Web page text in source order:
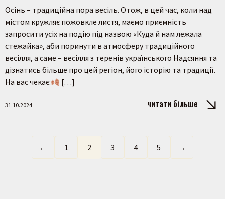
Осінь – традиційна пора весіль. Отож, в цей час, коли над
містом кружляє пожовкле листя, маємо приємність
запросити усіх на подію під назвою «Куда й нам лежала
стежайка», аби поринути в атмосферу традиційного
весілля, а саме – весілля з теренів українського Надсяння та
дізнатись більше про цей регіон, його історію та традиції.
На вас чекає:
[…]
31.10.2024 читати більше
← 1 2 3 4 5 →